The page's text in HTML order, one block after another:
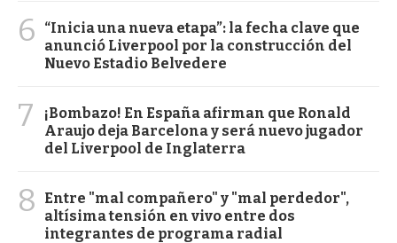
6
“Inicia una nueva etapa”: la fecha clave que
anunció Liverpool por la construcción del
Nuevo Estadio Belvedere
7
¡Bombazo! En España afirman que Ronald
Araujo deja Barcelona y será nuevo jugador
del Liverpool de Inglaterra
8
Entre "mal compañero" y "mal perdedor",
altísima tensión en vivo entre dos
integrantes de programa radial